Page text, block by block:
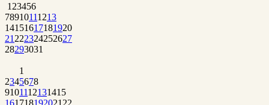
1 23456
78910111213
14151617181920
21 222324252627
28293031
1
2345678
9101112131415
161718192021 22